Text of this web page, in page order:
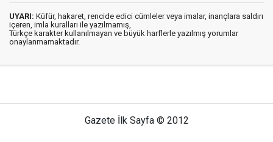
UYARI: Küfür, hakaret, rencide edici cümleler veya imalar, inançlara saldırı
içeren, imla kuralları ile yazılmamış,
Türkçe karakter kullanılmayan ve büyük harflerle yazılmış yorumlar
onaylanmamaktadır.
Gazete İlk Sayfa © 2012